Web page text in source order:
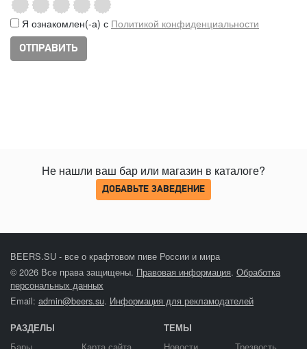
Я ознакомлен(-а) с Политикой конфиденциальности
Не нашли ваш бар или магазин в каталоге?
ДОБАВЬТЕ ЗАВЕДЕНИЕ
BEERS.SU - все о крафтовом пиве России и мира
© 2026 Все права защищены. Правовая информация. Обработка
персональных данных
Email: admin@beers.su. Информация для рекламодателей
РАЗДЕЛЫ ТЕМЫ